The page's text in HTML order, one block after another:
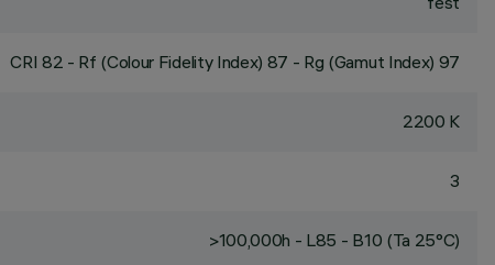
CRI 82 - Rf (Colour Fidelity Index) 87 - Rg (Gamut Index) 97
2200 K
3
>100,000h - L85 - B10 (Ta 25°C)